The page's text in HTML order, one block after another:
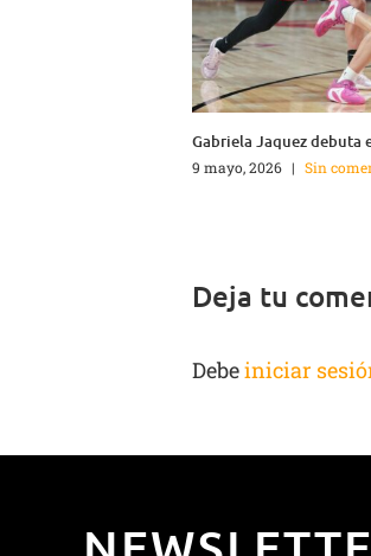
Gabriela Jaquez debuta
9 mayo, 2026 | Sin
Deja tu
Debeiniciar